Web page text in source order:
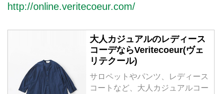
http://online.veritecoeur.com/
大人カジュアルのレディース
コーデならVeritecoeur(ヴェ
リテクール)
サロペットやパンツ、レディース
コートなど、大人カジュアルコー